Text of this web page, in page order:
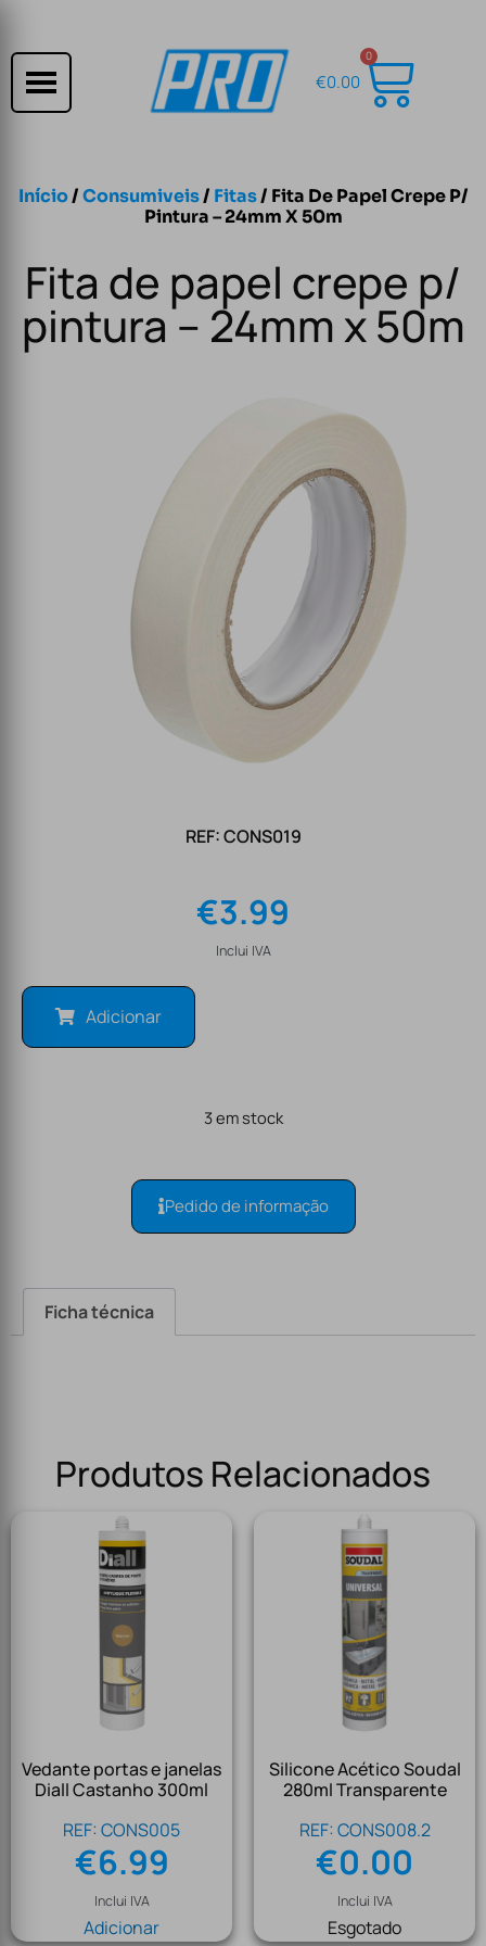
€0.00
0
Início/Consumiveis/ Fitas/ Fita De Papel Crepe P/
Pintura – 24mm X 50m
Fita de papel crepe p/
pintura – 24mm x 50m
REF: CONS019
€3.99
Inclui IVA
Adicionar
3 em stock
Pedido de informação
Ficha técnica
Produtos Relacionados
Vedante portas e janelas
Diall Castanho 300ml
REF: CONS005
€6.99
Inclui IVA
Adicionar
Silicone Acético Soudal
280ml Transparente
REF: CONS008.2
€0.00
Inclui IVA
Esgotado